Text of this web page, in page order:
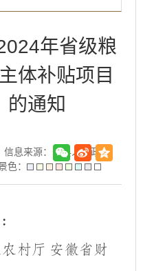
年省级粮
体补贴项目
的通知
信息来源：寿县人民政府
色：
村厅 安徽省财